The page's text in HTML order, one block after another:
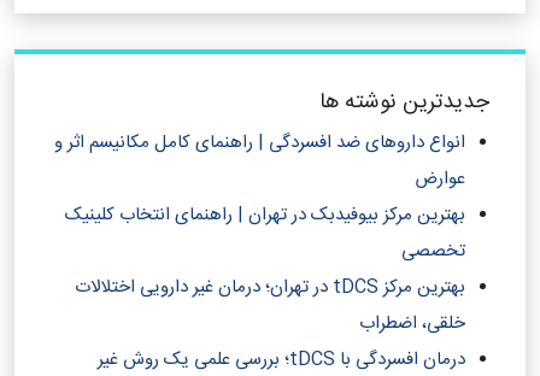
جدیدترین نوشته ها
انواع داروهای ضد افسردگی | راهنمای کامل مکانیسم اثر و
عوارض
بهترین مرکز بیوفیدبک در تهران | راهنمای انتخاب کلینیک
تخصصی
بهترین مرکز tDCS در تهران؛ درمان غیر دارویی اختلالات
خلقی، اضطراب
درمان افسردگی با tDCS؛ بررسی علمی یک روش غیر